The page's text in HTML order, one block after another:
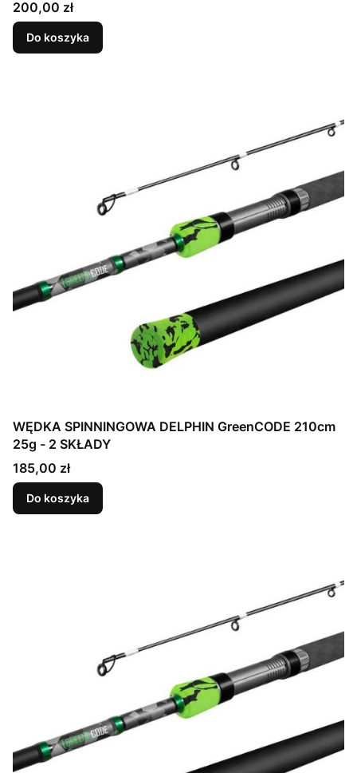
Cena
200,00 zł
Do koszyka
WĘDKA SPINNINGOWA DELPHIN GreenCODE 210cm
25g - 2 SKŁADY
Cena
185,00 zł
Do koszyka